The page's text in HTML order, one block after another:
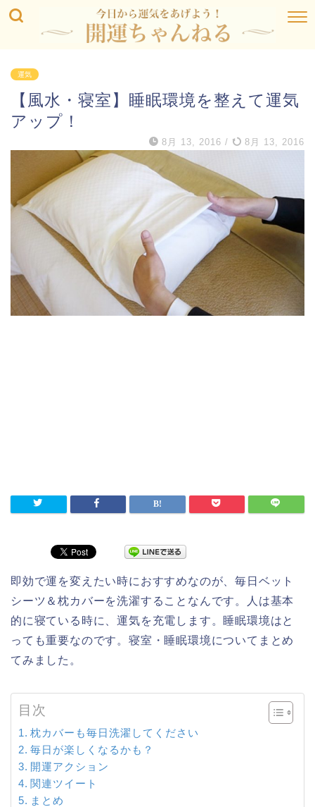
運気
【風水・寝室】睡眠環境を整えて運気
アップ！
8月 13, 2016 / 8月 13, 2016
即効で運を変えたい時におすすめなのが、毎日ベット
シーツ＆枕カバーを洗濯することなんです。人は基本
的に寝ている時に、運気を充電します。睡眠環境はと
っても重要なのです。寝室・睡眠環境についてまとめ
てみました。
目次
枕カバーも毎日洗濯してください
毎日が楽しくなるかも？
開運アクション
関連ツイート
まとめ